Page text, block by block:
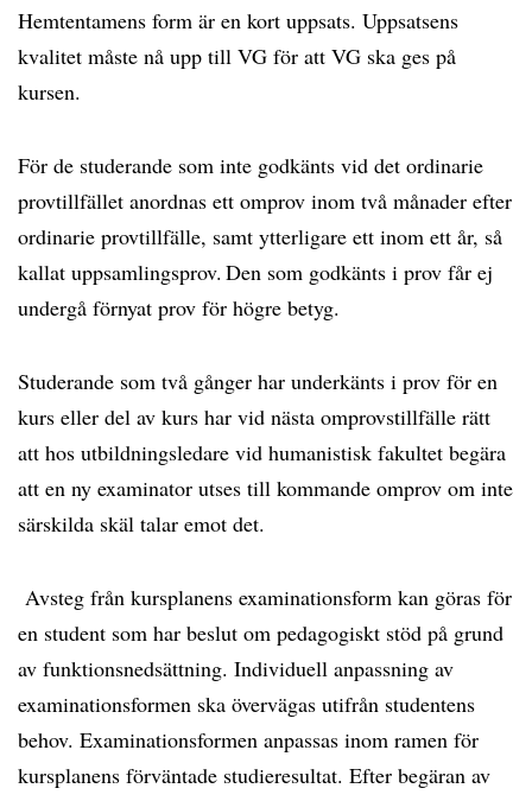
Hemtentamens form är en kort uppsats. Uppsatsens
kvalitet måste nå upp till VG för att VG ska ges på
kursen.
För de studerande som inte godkänts vid det ordinarie
provtillfället anordnas ett omprov inom två månader efter
ordinarie provtillfälle, samt ytterligare ett inom ett år, så
kallat uppsamlingsprov. Den som godkänts i prov får ej
undergå förnyat prov för högre betyg.
Studerande som två gånger har underkänts i prov för en
kurs eller del av kurs har vid nästa omprovstillfälle rätt
att hos utbildningsledare vid humanistisk fakultet begära
att en ny examinator utses till kommande omprov om inte
särskilda skäl talar emot det.
Avsteg från kursplanens examinationsform kan göras för
en student som har beslut om pedagogiskt stöd på grund
av funktionsnedsättning. Individuell anpassning av
examinationsformen ska övervägas utifrån studentens
behov. Examinationsformen anpassas inom ramen för
kursplanens förväntade studieresultat. Efter begäran av